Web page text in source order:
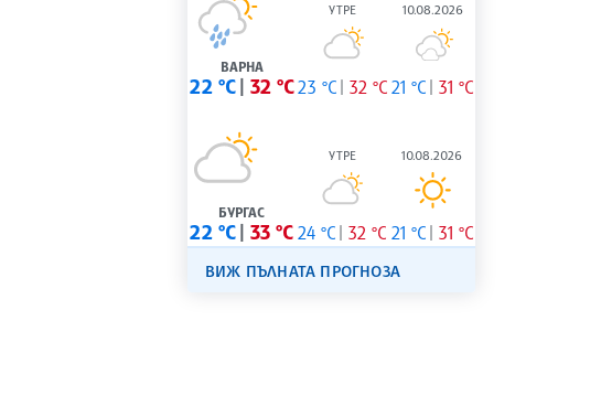
ВАРНА
22 °C 32 °C
УТРЕ
23 °C 32 °C
10.08.2026
21 °C 31 °C
БУРГАС
22 °C 33 °C
УТРЕ
24 °C 32 °C
10.08.2026
21 °C 31 °C
ВИЖ ПЪЛНАТА ПРОГНОЗА